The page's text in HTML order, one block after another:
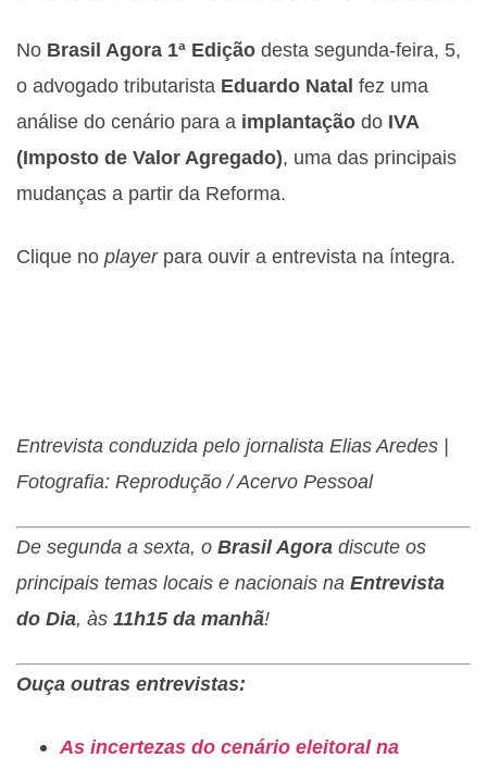
No Brasil Agora 1ª Edição desta segunda-feira, 5,
o advogado tributarista Eduardo Natal fez uma
análise do cenário para a implantação do IVA
(Imposto de Valor Agregado), uma das principais
mudanças a partir da Reforma.
Clique no playerpara ouvir a entrevista na íntegra.
Entrevista conduzida pelo jornalista Elias Aredes |
Fotografia: Reprodução / Acervo Pessoal
De segunda a sexta, o Brasil Agora discute os
principais temas locais e nacionais na Entrevista
do Dia, às 11h15 da manhã!
Ouça outras entrevistas:
As incertezas do cenário eleitoral na